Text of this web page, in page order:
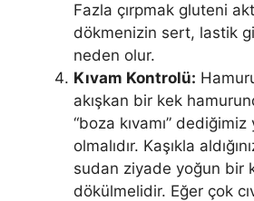
Fazla çırpmak gluteni
dökmenizin sert, lastik
neden olur.
Kıvam Kontrolü:
akışkan bir kek
“boza kıvamı”
olmalıdır. Kaşıkla
sudan ziyade yoğun bir
dökülmelidir. Eğer çok